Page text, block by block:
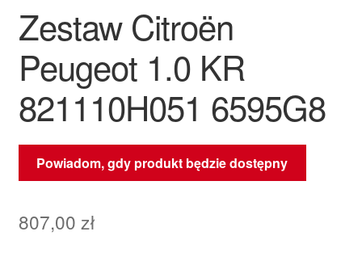
Zamówienia
Zasady i warunki
Zestaw Citroën
Peugeot 1.0 KR
821110H051 6595G8
Powiadom, gdy produkt będzie dostępny
807,00 zł